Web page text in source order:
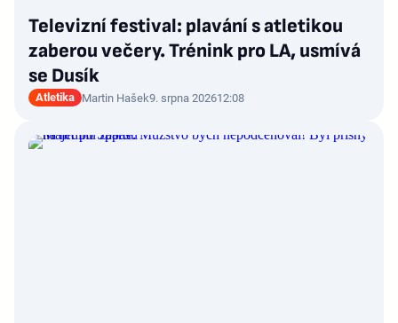
Televizní festival: plavání s atletikou
zaberou večery. Trénink pro LA, usmívá
se Dusík
Atletika Martin Hašek9. srpna 202612:08